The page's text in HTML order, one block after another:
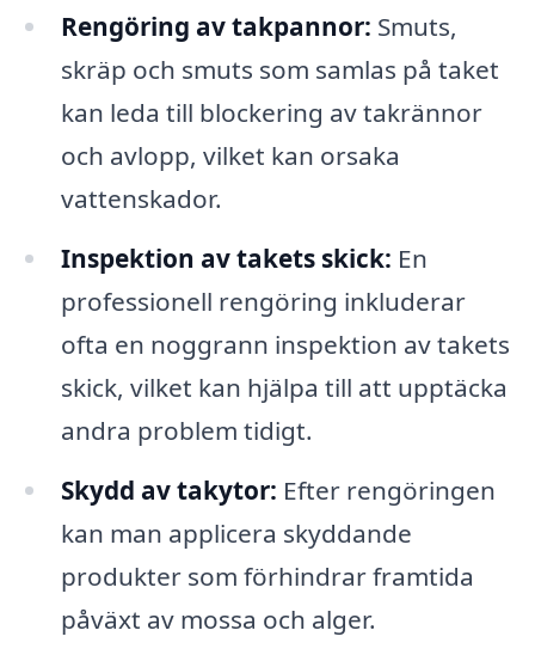
Rengöring av takpannor: Smuts,
skräp och smuts som samlas på taket
kan leda till blockering av takrännor
och avlopp, vilket kan orsaka
vattenskador.
Inspektion av takets skick: En
professionell rengöring inkluderar
ofta en noggrann inspektion av takets
skick, vilket kan hjälpa till att upptäcka
andra problem tidigt.
Skydd av takytor: Efter rengöringen
kan man applicera skyddande
produkter som förhindrar framtida
påväxt av mossa och alger.